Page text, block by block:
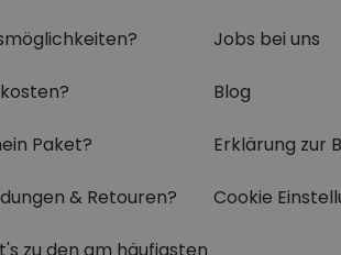
Paket?
& Retouren?
zu den am häufigsten
Jobs bei uns
Blog
Erklärung zur
Cookie